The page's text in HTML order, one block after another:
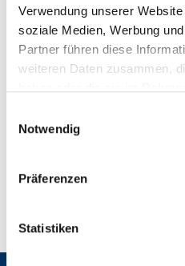
Verwendung unserer
soziale Medien, Werbung
Partner führen diese
weiteren Daten zusammen,
Notwendig
Präferenzen
Statistiken
motivi estetici.
Quale superficie